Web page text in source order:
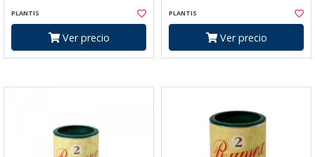
PLANTIS
Ver precio
PLANTIS
Ver precio